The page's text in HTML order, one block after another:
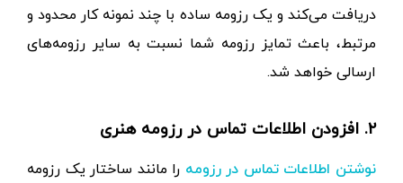
دریافت می‌کند و یک رزومه ساده با چند نمونه کار محدود و
مرتبط، باعث تمایز رزومه شما نسبت به سایر رزومه‌های
ارسالی خواهد شد.
۲. افزودن اطلاعات تماس در رزومه هنری
نوشتن اطلاعات تماس در رزومه را مانند ساختار یک رزومه